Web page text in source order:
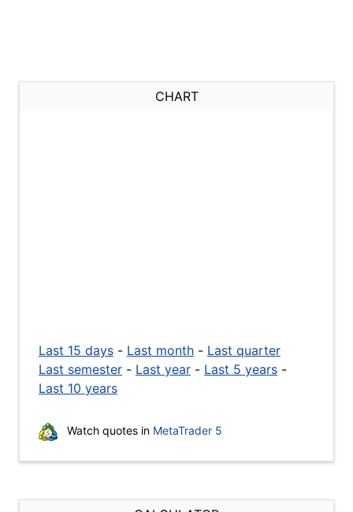
CHART
Last 15 days - Last month - Last quarter
Last semester - Last year - Last 5 years -
Last 10 years
Watch quotes in MetaTrader 5